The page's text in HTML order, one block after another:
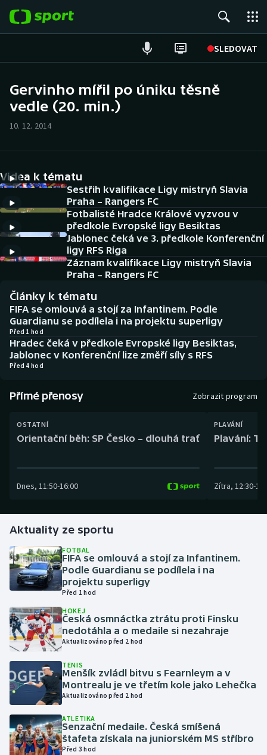
SLEDOVAT
Hokej
Cyklistika
DALŠÍ SPORTY
Americký fotbal
Baseball a softbal
Basketbal
Biatlon
Boby a skeleton
Box
Curling
Golf
Gymnastika
Házená
Jezdectví
Judo
Krasobruslení
Lezení
Lyže a snowboard
NEPŘEHLÉDNĚTE
Historické návraty
Aplikace ČT sport
AZ kvíz
Gervinho mířil po úniku těsně
vedle (20. min.)
10. 12. 2014
Videa k tématu
Sestřih kvalifikace Ligy mistryň Slavia
Praha – Rangers FC
Fotbalisté Hradce Králové vyzvou v
předkole Evropské ligy Besiktas
Jablonec čeká ve 3. předkole Konferenční
ligy RFS Riga
Záznam kvalifikace Ligy mistryň Slavia
Praha – Rangers FC
Články k tématu
FIFA se omlouvá a stojí za Infantinem. Podle
Guardianu se podílela i na projektu superligy
Před 1 hod
Hradec čeká v předkole Evropské ligy Besiktas,
Jablonec v Konferenční lize změří síly s RFS
Před 4 hod
Přímé přenosy Zobrazit program
OSTATNÍ
Orientační běh: SP Česko – dlouhá trať
Dnes, 11:50-16:00
PLAVÁNÍ
Plavání:
Zítra, 12:30-
Aktuality ze sportu
FOTBAL
FIFA se omlouvá a stojí za Infantinem.
Podle Guardianu se podílela i na
projektu superligy
Před 1 hod
HOKEJ
Česká osmnáctka ztrátu proti Finsku
nedotáhla a o medaile si nezahraje
Aktualizováno před 2 hod
TENIS
Menšík zvládl bitvu s Fearnleym a v
Montrealu je ve třetím kole jako Lehečka
Aktualizováno před 2 hod
ATLETIKA
Senzační medaile. Česká smíšená
štafeta získala na juniorském MS stříbro
Před 3 hod